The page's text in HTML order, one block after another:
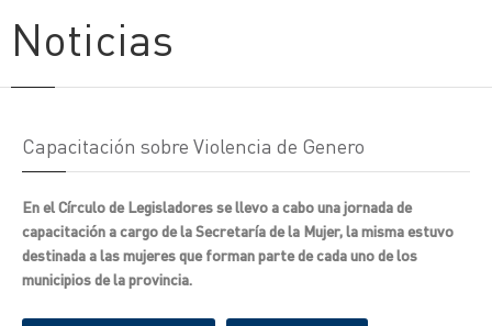
Noticias
Capacitación sobre Violencia de Genero
En el Círculo de Legisladores se llevo a cabo una jornada de
capacitación a cargo de la Secretaría de la Mujer, la misma estuvo
destinada a las mujeres que forman parte de cada uno de los
municipios de la provincia.